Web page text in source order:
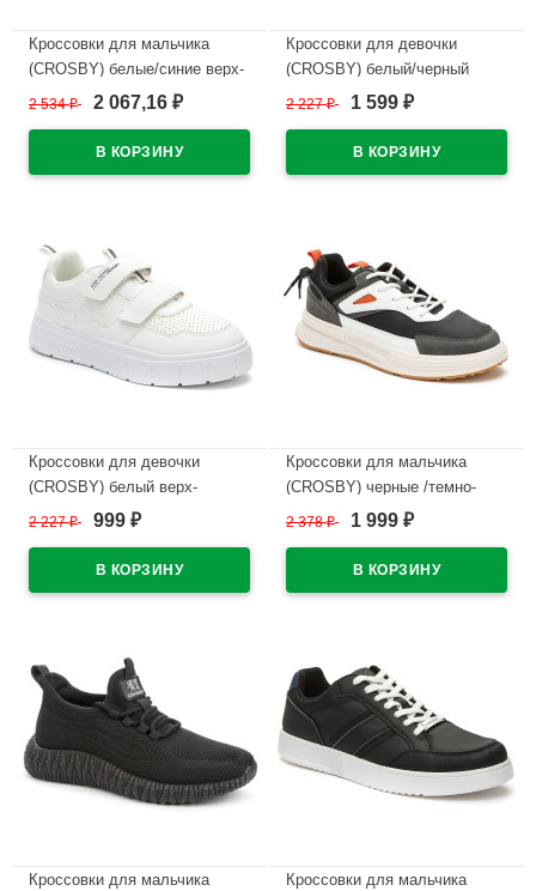
Кроссовки для мальчика
(CROSBY) белые/синие верх-
искусственная кожа+сетка
38-41 арт.248045/03-02
2 534₽ 2 067,16 ₽
Кроссовки для девочки
(CROSBY) белый/черный
верх-искусственная кожа/
арт.248039/04-01
2 227₽ 1 599 ₽
Кроссовки для девочки
(CROSBY) белый верх-
искусственная кожа/сетка
арт.248039/02-02
2 227₽ 999 ₽
Кроссовки для мальчика
(CROSBY) черные /темно-
серый верх-искусственный
искусственная кожа
размерный ряд 38-41
2 378₽ 1 999 ₽
Кроссовки для мальчика
Кроссовки для мальчика